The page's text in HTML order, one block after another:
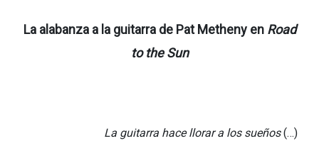
La alabanza a la guitarra de Pat Metheny en Road
to the Sun
La guitarra hace llorar a los sueños(…)